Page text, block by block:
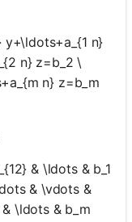
y+\ldots+a_{1 n}
n} z=b_2 \
n} z=b_m
は:
& \ldots & b_1
& \vdots &
\ldots & b_m